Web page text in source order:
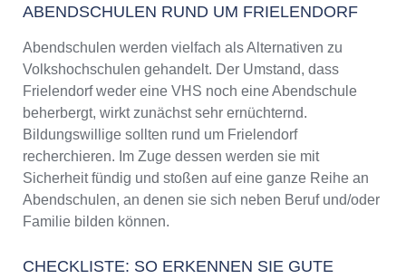
ABENDSCHULEN RUND UM FRIELENDORF
Abendschulen werden vielfach als Alternativen zu
Volkshochschulen gehandelt. Der Umstand, dass
Frielendorf weder eine VHS noch eine Abendschule
beherbergt, wirkt zunächst sehr ernüchternd.
Bildungswillige sollten rund um Frielendorf
recherchieren. Im Zuge dessen werden sie mit
Sicherheit fündig und stoßen auf eine ganze Reihe an
Abendschulen, an denen sie sich neben Beruf und/oder
Familie bilden können.
CHECKLISTE: SO ERKENNEN SIE GUTE